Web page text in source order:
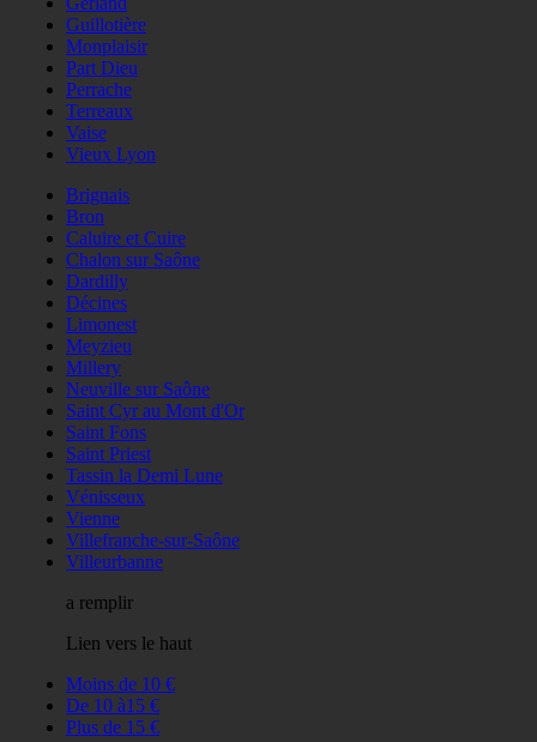
Guillotière
Monplaisir
Part Dieu
Perrache
Terreaux
Vaise
Vieux Lyon
Brignais
Bron
Caluire et Cuire
Chalon sur Saône
Dardilly
Décines
Limonest
Meyzieu
Millery
Neuville sur Saône
Saint Cyr au Mont d'Or
Saint Fons
Saint Priest
Tassin la Demi Lune
Vénisseux
Vienne
Villefranche-sur-Saône
Villeurbanne
a remplir
Lien vers le haut
Moins de 10 €
De 10 à15 €
Plus de 15 €